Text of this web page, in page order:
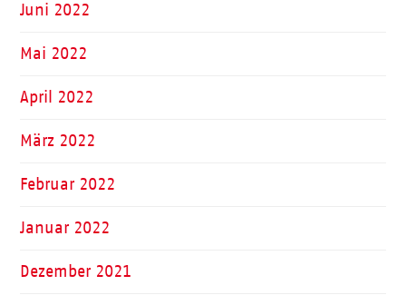
Juni 2022
Mai 2022
April 2022
März 2022
Februar 2022
Januar 2022
Dezember 2021